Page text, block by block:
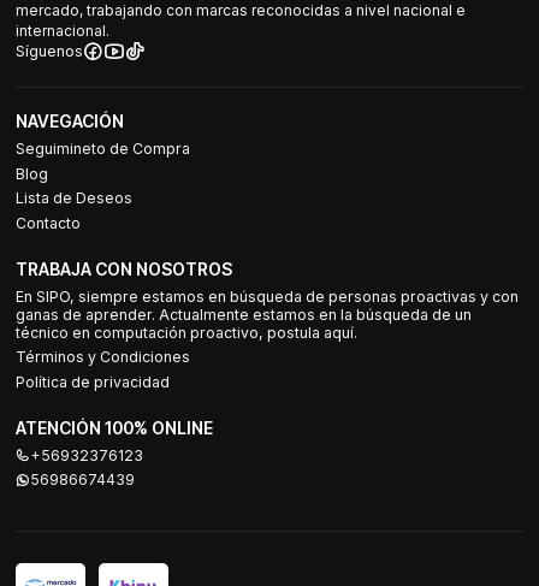
mercado, trabajando con marcas reconocidas a nivel nacional e
internacional.
Síguenos
NAVEGACIÓN
Seguimineto de Compra
Blog
Lista de Deseos
Contacto
TRABAJA CON NOSOTROS
En SIPO, siempre estamos en búsqueda de personas proactivas y con
ganas de aprender. Actualmente estamos en la búsqueda de un
técnico en computación proactivo, postula aquí.
Términos y Condiciones
Política de privacidad
ATENCIÓN 100% ONLINE
+56932376123
56986674439